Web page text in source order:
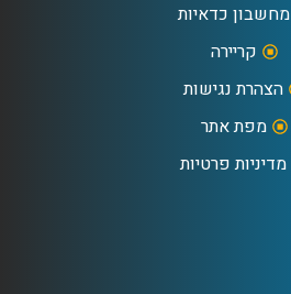
מחשבון כדאיות
קריירה
הצהרת נגישות
מפת אתר
מדיניות פרטיות